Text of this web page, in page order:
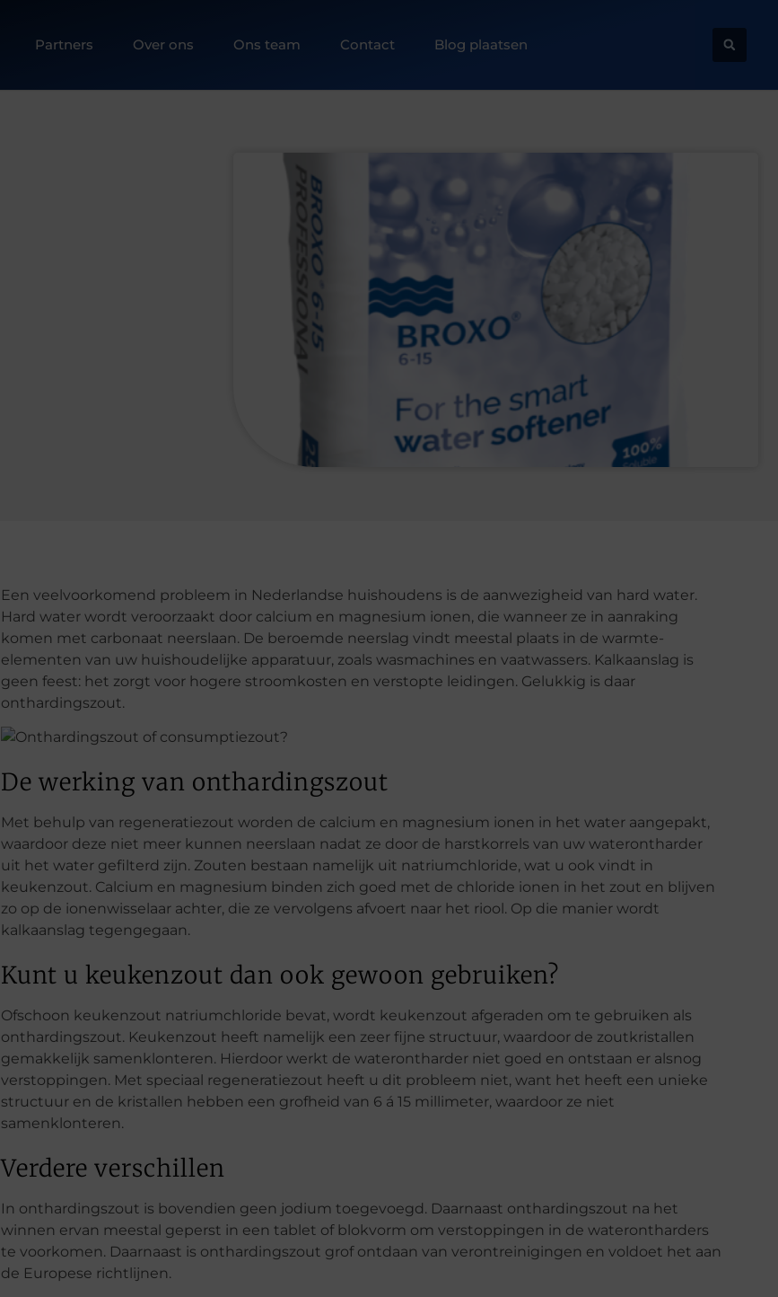
Partners Over ons Ons team Contact Blog plaatsen
Een veelvoorkomend probleem in Nederlandse huishoudens is de aanwezigheid van hard water.
Hard water wordt veroorzaakt door calcium en magnesium ionen, die wanneer ze in aanraking
komen met carbonaat neerslaan. De beroemde neerslag vindt meestal plaats in de warmte-
elementen van uw huishoudelijke apparatuur, zoals wasmachines en vaatwassers. Kalkaanslag is
geen feest: het zorgt voor hogere stroomkosten en verstopte leidingen. Gelukkig is daar
onthardingszout.
De werking van onthardingszout
Met behulp van regeneratiezout worden de calcium en magnesium ionen in het water aangepakt,
waardoor deze niet meer kunnen neerslaan nadat ze door de harstkorrels van uw waterontharder
uit het water gefilterd zijn. Zouten bestaan namelijk uit natriumchloride, wat u ook vindt in
keukenzout. Calcium en magnesium binden zich goed met de chloride ionen in het zout en blijven
zo op de ionenwisselaar achter, die ze vervolgens afvoert naar het riool. Op die manier wordt
kalkaanslag tegengegaan.
Kunt u keukenzout dan ook gewoon gebruiken?
Ofschoon keukenzout natriumchloride bevat, wordt keukenzout afgeraden om te gebruiken als
onthardingszout. Keukenzout heeft namelijk een zeer fijne structuur, waardoor de zoutkristallen
gemakkelijk samenklonteren. Hierdoor werkt de waterontharder niet goed en ontstaan er alsnog
verstoppingen. Met speciaal regeneratiezout heeft u dit probleem niet, want het heeft een unieke
structuur en de kristallen hebben een grofheid van 6 á 15 millimeter, waardoor ze niet
samenklonteren.
Verdere verschillen
In onthardingszout is bovendien geen jodium toegevoegd. Daarnaast onthardingszout na het
winnen ervan meestal geperst in een tablet of blokvorm om verstoppingen in de waterontharders
te voorkomen. Daarnaast is onthardingszout grof ontdaan van verontreinigingen en voldoet het aan
de Europese richtlijnen.